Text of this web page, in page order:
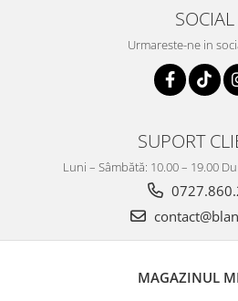
SOCIAL
Urmareste-ne in
SUPORT
Luni – Sâmbătă: 10.00 – 19.00
MAGAZINUL